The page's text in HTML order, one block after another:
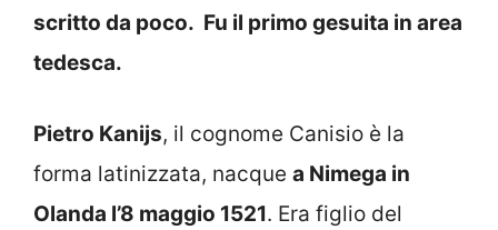
scritto da poco. Fu il primo gesuita in area
tedesca.
Pietro Kanijs, il cognome Canisio è la
forma latinizzata, nacque a Nimega in
Olanda l’8 maggio 1521. Era figlio del